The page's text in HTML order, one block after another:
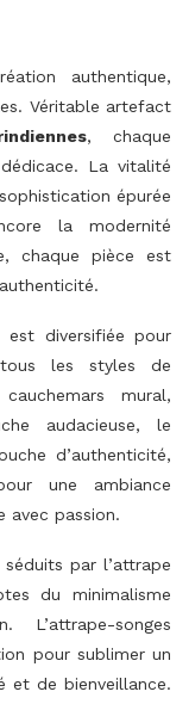
authentique,
Véritable artefact
, chaque
La vitalité
épurée
la modernité
chaque pièce est
diversifiée pour
les styles de
mural,
audacieuse, le
d’authenticité,
une ambiance
avec passion.
par l’attrape
du minimalisme
L’attrape-songes
pour sublimer un
et de bienveillance.